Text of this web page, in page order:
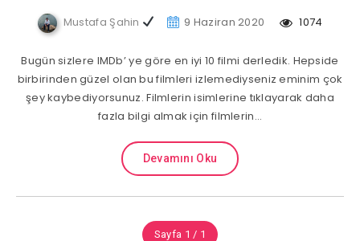
Mustafa Şahin 9 Haziran 2020 1074
Bugün sizlere IMDb’ ye göre en iyi 10 filmi derledik. Hepside
birbirinden güzel olan bu filmleri izlemediyseniz eminim çok
şey kaybediyorsunuz. Filmlerin isimlerine tıklayarak daha
fazla bilgi almak için filmlerin…
Devamını Oku
Sayfa 1 / 1